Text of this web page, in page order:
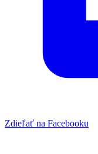
Zdieľať na Facebooku